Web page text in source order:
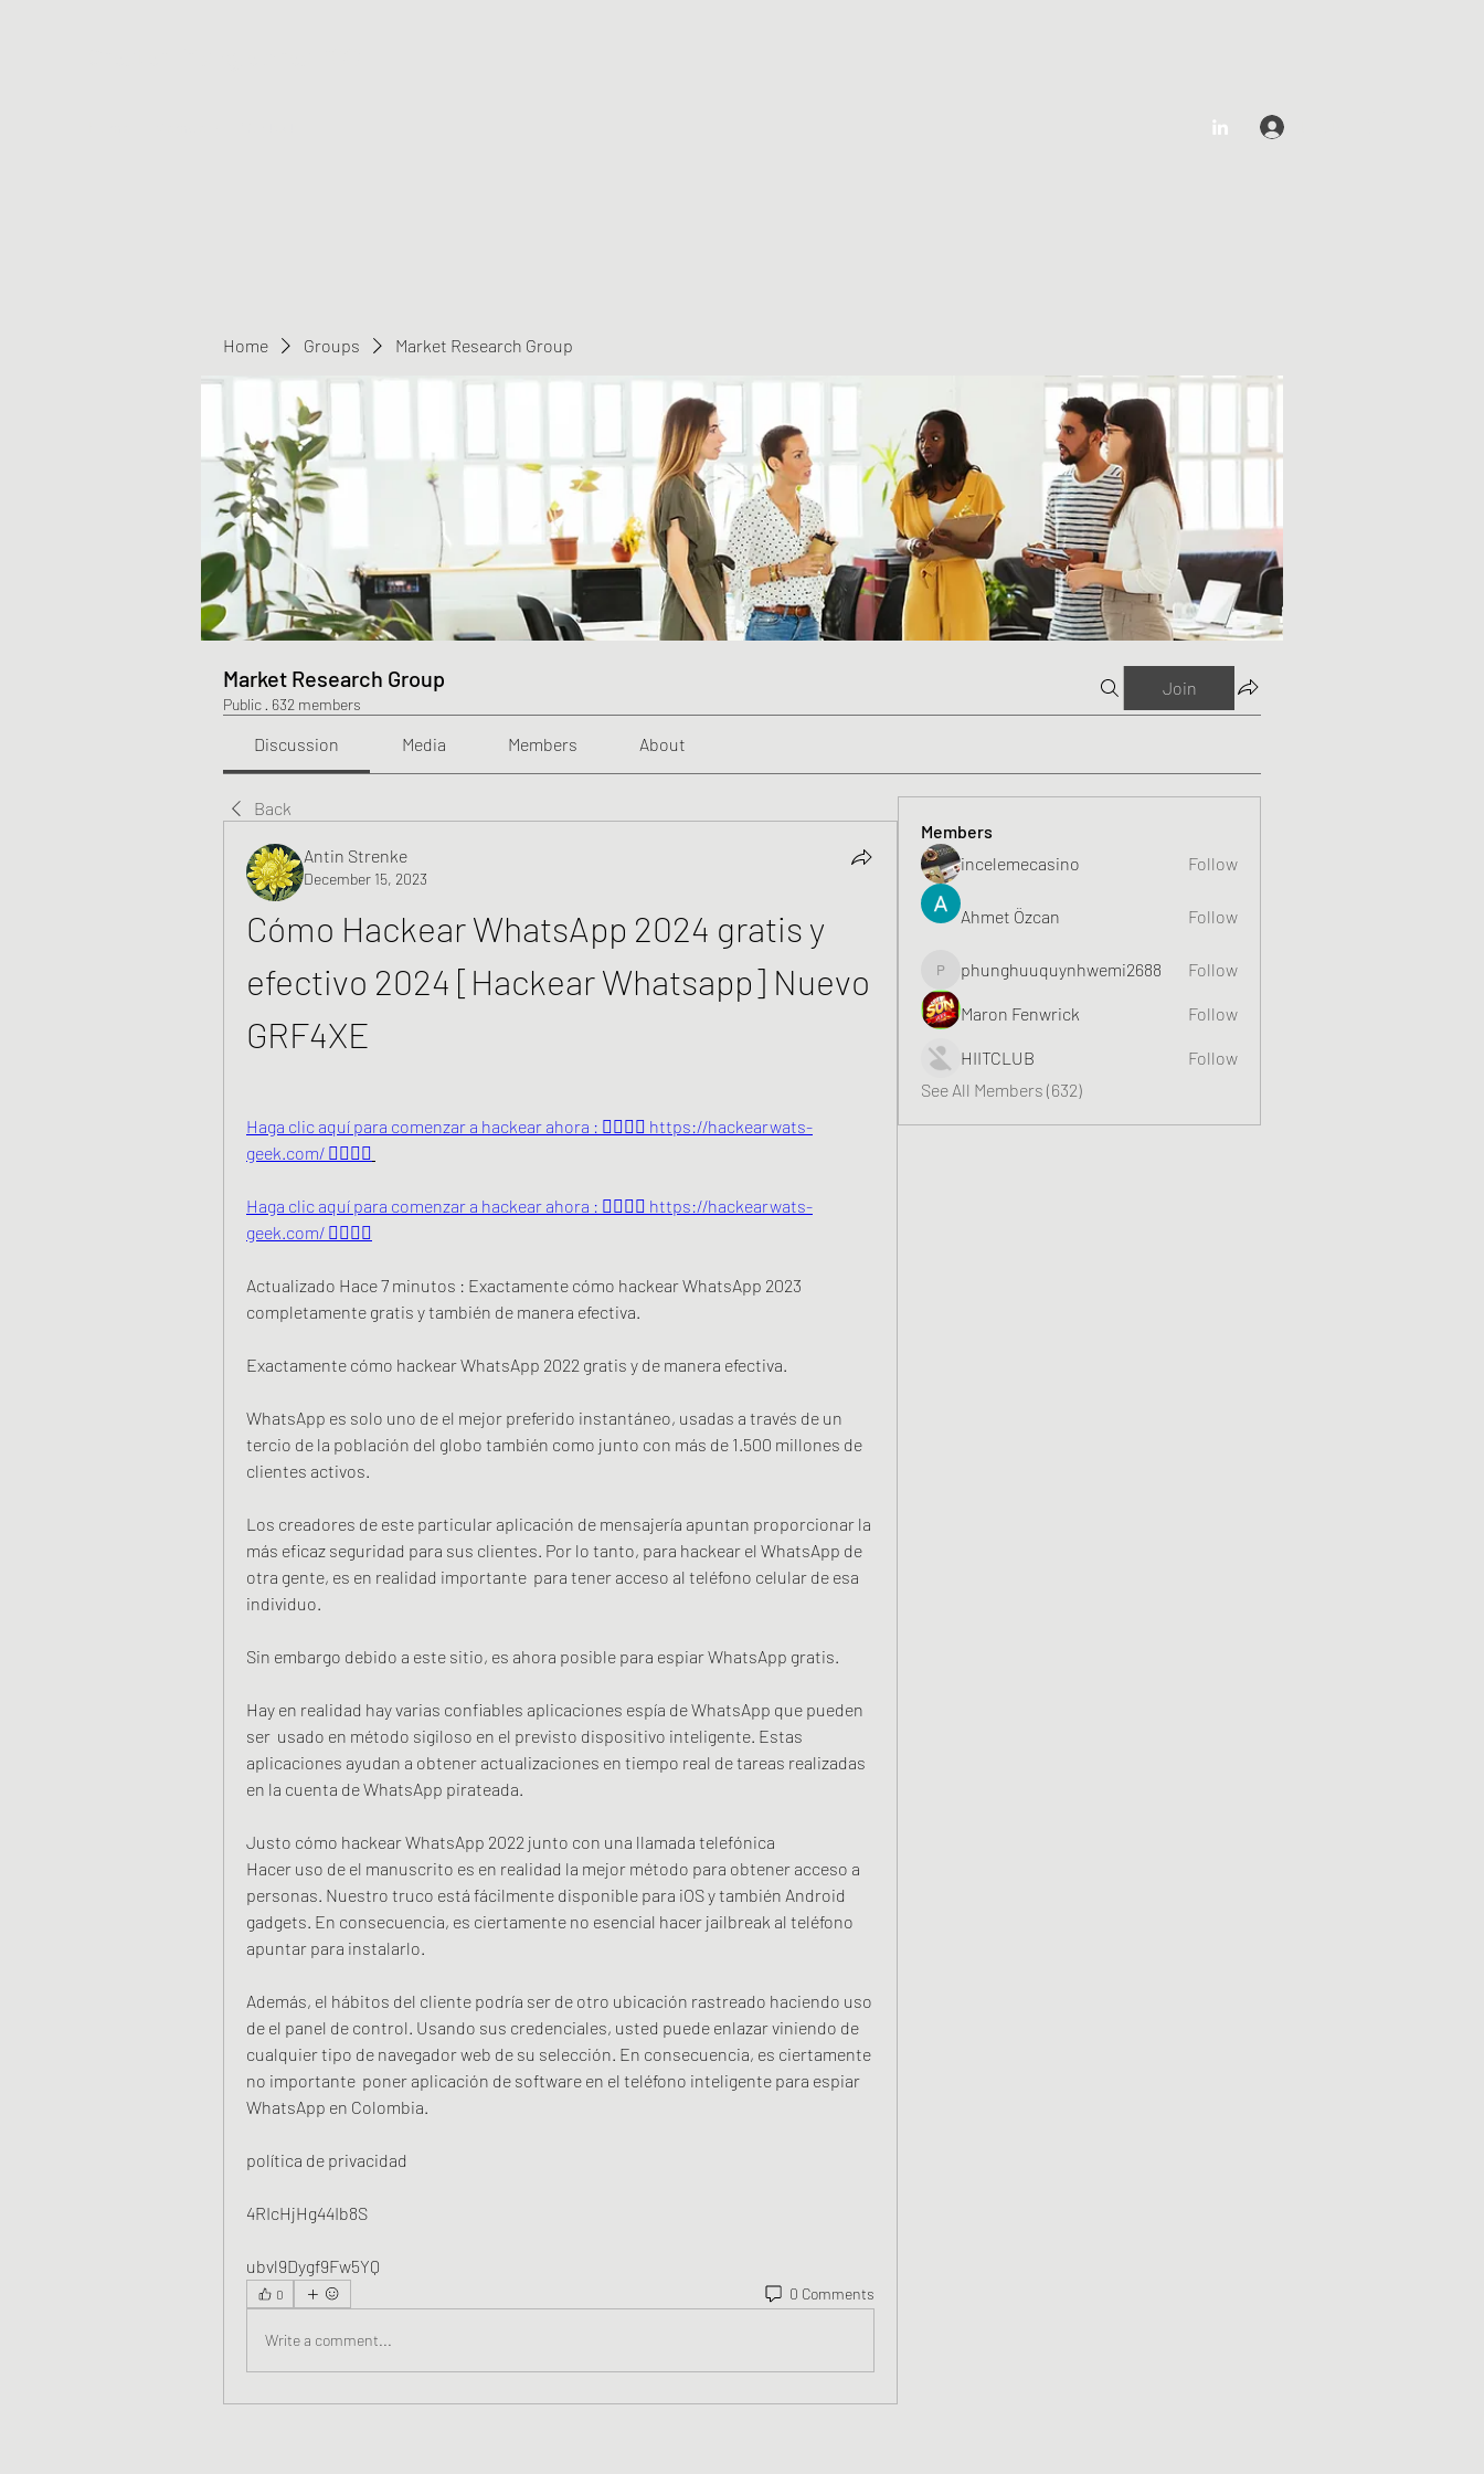
Home Groups Market Research Group
Market Research Group
Public · 632 members
Join
Discussion Media Members About
Back
Antin Strenke
December 15, 2023
Cómo Hackear WhatsApp 2024 gratis y
efectivo 2024 [Hackear Whatsapp] Nuevo
GRF4XE
Haga clic aquí para comenzar a hackear ahora : 👉🏻👉🏻 https://hackearwats-
geek.com/ 👈🏻👈🏻
Haga clic aquí para comenzar a hackear ahora : 👉🏻👉🏻 https://hackearwats-
geek.com/ 👈🏻👈🏻
Actualizado Hace 7 minutos : Exactamente cómo hackear WhatsApp 2023
completamente gratis y también de manera efectiva.
Exactamente cómo hackear WhatsApp 2022 gratis y de manera efectiva.
WhatsApp es solo uno de el mejor preferido instantáneo, usadas a través de un
tercio de la población del globo también como junto con más de 1.500 millones de
clientes activos.
Los creadores de este particular aplicación de mensajería apuntan proporcionar la
más eficaz seguridad para sus clientes. Por lo tanto, para hackear el WhatsApp de
otra gente, es en realidad importante  para tener acceso al teléfono celular de esa
individuo.
Sin embargo debido a este sitio, es ahora posible para espiar WhatsApp gratis.
Hay en realidad hay varias confiables aplicaciones espía de WhatsApp que pueden
ser  usado en método sigiloso en el previsto dispositivo inteligente. Estas
aplicaciones ayudan a obtener actualizaciones en tiempo real de tareas realizadas
en la cuenta de WhatsApp pirateada.
Justo cómo hackear WhatsApp 2022 junto con una llamada telefónica
Hacer uso de el manuscrito es en realidad la mejor método para obtener acceso a
personas. Nuestro truco está fácilmente disponible para iOS y también Android
gadgets. En consecuencia, es ciertamente no esencial hacer jailbreak al teléfono
apuntar para instalarlo.
Además, el hábitos del cliente podría ser de otro ubicación rastreado haciendo uso
de el panel de control. Usando sus credenciales, usted puede enlazar viniendo de
cualquier tipo de navegador web de su selección. En consecuencia, es ciertamente
no importante  poner aplicación de software en el teléfono inteligente para espiar
WhatsApp en Colombia.
política de privacidad
4RIcHjHg44Ib8S
ubvl9Dygf9Fw5YQ
0 0 Comments
Write a comment...
Members
incelemecasino
Follow
Ahmet Özcan Follow
phunghuuquynhwemi2688
phunghuuquynhwemi2688 Follow
Maron Fenwrick Follow
HIITCLUB
Follow
See All Members (632)